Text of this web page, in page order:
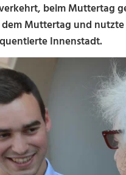
beim Muttertag
Muttertag und
Innenstadt.